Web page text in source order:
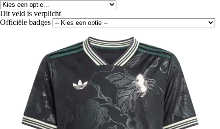
Dit veld is verplicht
Officiële badges